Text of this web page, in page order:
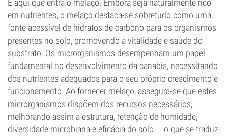
É aqui que entra o melaço. Embora seja naturalmente rico
em nutrientes, o melaço destaca-se sobretudo como uma
fonte acessível de hidratos de carbono para os organismos
presentes no solo, promovendo a vitalidade e saúde do
substrato. Os microrganismos desempenham um papel
fundamental no desenvolvimento da canábis, necessitando
dos nutrientes adequados para o seu próprio crescimento e
funcionamento. Ao fornecer melaço, assegura-se que estes
microrganismos dispõem dos recursos necessários,
melhorando assim a estrutura, retenção de humidade,
diversidade microbiana e eficácia do solo — o que se traduz